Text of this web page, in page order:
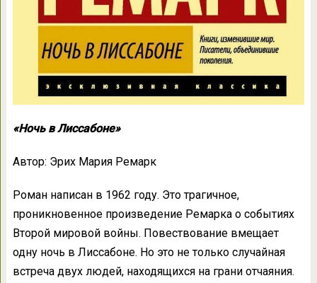
«Ночь в Лиссабоне»
Автор: Эрих Мария Ремарк
Роман написан в 1962 году. Это трагичное,
проникновенное произведение Ремарка о событиях
Второй мировой войны. Повествование вмещает
одну ночь в Лиссабоне. Но это не только случайная
встреча двух людей, находящихся на грани отчаяния.